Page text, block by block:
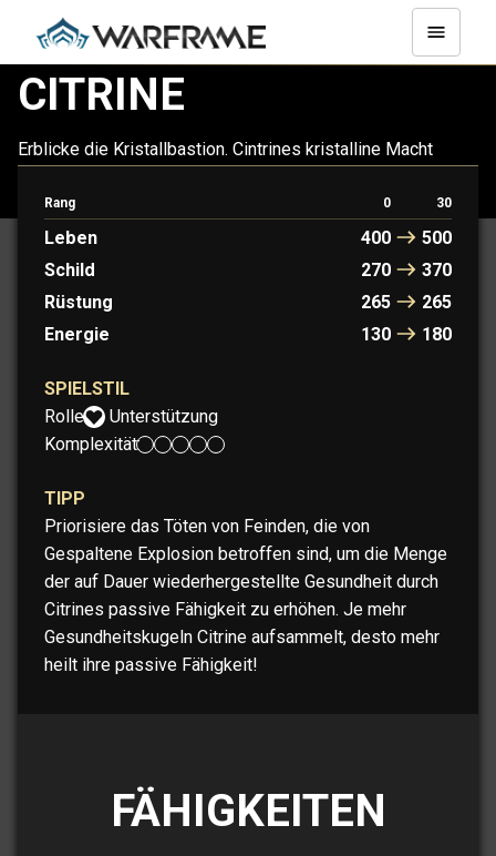
CITRINE
Erblicke die Kristallbastion. Cintrines kristalline Macht
verstärkt ihre fraktale Schönheit nur noch.
Rang 0 30
Leben 400
500
Schild
270
370
Rüstung
265
265
Energie
130 180
SPIELSTIL
Rolle:
Unterstützung
Komplexität:
TIPP
Priorisiere das Töten von Feinden, die von
Gespaltene Explosion betroffen sind, um die Menge
der auf Dauer wiederhergestellte Gesundheit durch
Citrines passive Fähigkeit zu erhöhen. Je mehr
Gesundheitskugeln Citrine aufsammelt, desto mehr
heilt ihre passive Fähigkeit!
FÄHIGKEITEN